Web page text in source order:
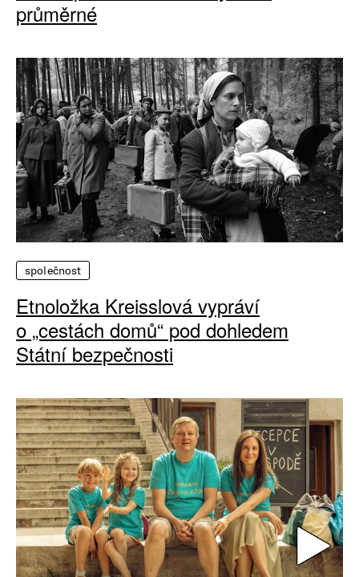
průměrné
společnost
Etnoložka Kreisslová vypráví
o „cestách domů“ pod dohledem
Státní bezpečnosti